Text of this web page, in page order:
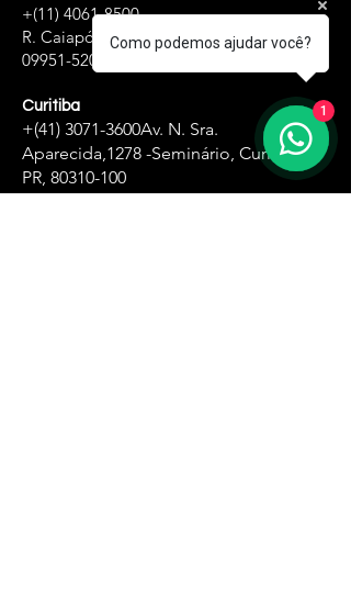
+(11) 4061-8500
R. Caiapós, 98/110 - Diadema - SP,
09951-520
Curitiba
+(41) 3071-3600Av. N. Sra.
Aparecida,1278 -Seminário, Curitiba -
PR, 80310-100
Como podemos ajudar você?
1